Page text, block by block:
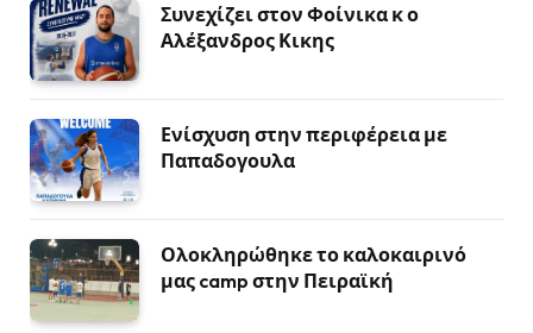
Συνεχίζει στον Φοίνικα κ ο
Αλέξανδρος Κικης
Ενίσχυση στην περιφέρεια με
Παπαδογουλα
Ολοκληρώθηκε το καλοκαιρινό
μας camp στην Πειραϊκή